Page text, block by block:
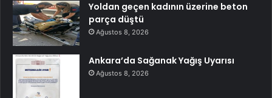
Yoldan geçen kadının üzerine beton
parça düştü
Ağustos 8, 2026
Ankara’da Sağanak Yağış Uyarısı
Ağustos 8, 2026